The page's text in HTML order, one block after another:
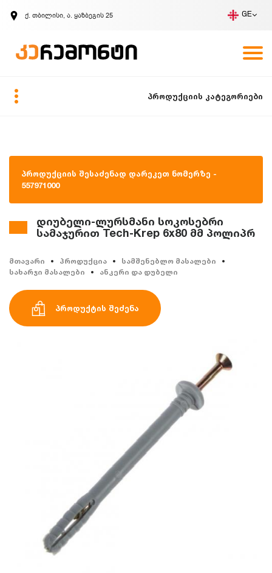
ქ. თბილისი, ა. ყაზბეგის 25 GE
ზარის მოთხოვნა
პროდუქციის კატეგორიები
პროდუქციის შესაძენად დარეკეთ ნომერზე -
557971000
დიუბელი-ლურსმანი სოკოსებრი
სამაჯურით Tech-Krep 6x80 მმ პოლიპრ
მთავარი პროდუქცია
სამშენებლო მასალები
სახარჯი მასალები
ანკერი და დუბელი
პროდუქტის შეძენა